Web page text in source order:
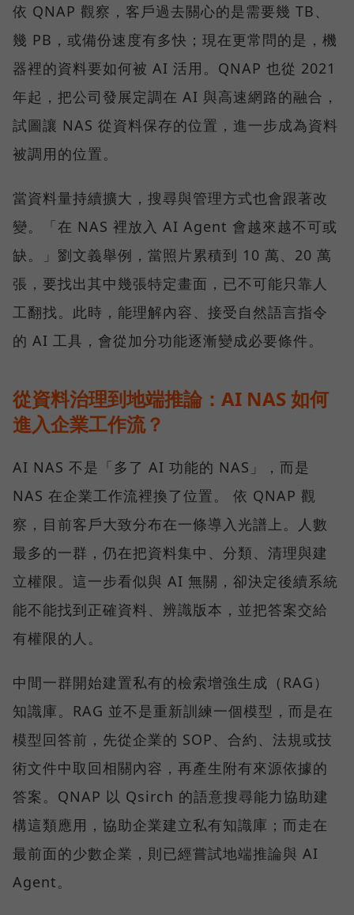
依 QNAP 觀察，客戶過去關心的是需要幾 TB、
幾 PB，或備份速度有多快；現在更常問的是，機
器裡的資料要如何被 AI 活用。QNAP 也從 2021
年起，把公司發展定調在 AI 與高速網路的融合，
試圖讓 NAS 從資料保存的位置，進一步成為資料
被調用的位置。
當資料量持續擴大，搜尋與管理方式也會跟著改
變。「在 NAS 裡放入 AI Agent 會越來越不可或
缺。」劉文義舉例，當照片累積到 10 萬、20 萬
張，要找出其中幾張特定畫面，已不可能只靠人
工翻找。此時，能理解內容、接受自然語言指令
的 AI 工具，會從加分功能逐漸變成必要條件。
從資料治理到地端推論：AI NAS 如何
進入企業工作流？
AI NAS 不是「多了 AI 功能的 NAS」，而是
NAS 在企業工作流裡換了位置。 依 QNAP 觀
察，目前客戶大致分布在一條導入光譜上。人數
最多的一群，仍在把資料集中、分類、清理與建
立權限。這一步看似與 AI 無關，卻決定後續系統
能不能找到正確資料、辨識版本，並把答案交給
有權限的人。
中間一群開始建置私有的檢索增強生成（RAG）
知識庫。RAG 並不是重新訓練一個模型，而是在
模型回答前，先從企業的 SOP、合約、法規或技
術文件中取回相關內容，再產生附有來源依據的
答案。QNAP 以 Qsirch 的語意搜尋能力協助建
構這類應用，協助企業建立私有知識庫；而走在
最前面的少數企業，則已經嘗試地端推論與 AI
Agent。